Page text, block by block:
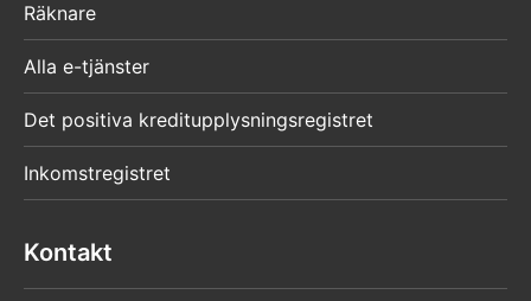
Räknare
Alla e-tjänster
Det positiva kreditupplysningsregistret
Inkomstregistret
Kontakt